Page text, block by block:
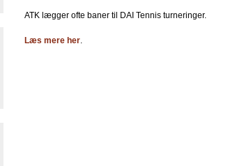
ATK lægger ofte baner til DAI Tennis turneringer.
Læs mere her.